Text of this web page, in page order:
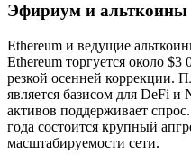
Эфириум и альткоины
Ethereum и ведущие
Ethereum торгуется около
резкой осенней коррекции.
является базисом для DeFi и
активов поддерживает
года состоится крупный
масштабируемости сети.